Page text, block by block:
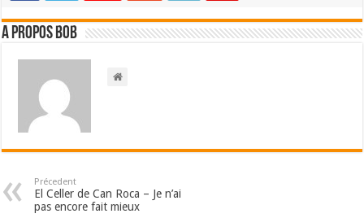
A propos bOb
Précedent
El Celler de Can Roca – Je n’ai
pas encore fait mieux